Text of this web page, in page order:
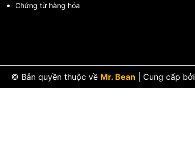
Chứng từ hàng hóa
© Bản quyền thuộc về Mr. Bean Cung cấp bởi